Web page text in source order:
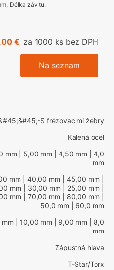
, Délka závitu:
€ za 1000 ks bez DPH
Na seznam
S frézovacími žebry
Kalená ocel
mm | 5,00 mm | 4,50 mm | 4,0
mm
mm | 40,00 mm | 45,00 mm
mm | 30,00 mm | 25,00 mm
mm | 70,00 mm | 80,00 mm
50,0 mm | 60,0 mm
mm | 10,00 mm | 9,00 mm | 8,0
mm
Zápustná hlava
T-Star/Torx